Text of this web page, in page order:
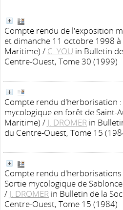
Compte rendu de l'exposition
et dimanche 11 octobre 1998 à
Maritime) / C. YOU in Bulletin
Centre-Ouest, Tome 30 (1999)
Compte rendu d'herborisation
mycologique en forêt de Saint-
Maritime) / J. DROMER in
du Centre-Ouest, Tome 15
Compte rendu
Sortie mycologique de
/ J. DROMER in Bulletin de la
Centre-Ouest, Tome 15 (1984)